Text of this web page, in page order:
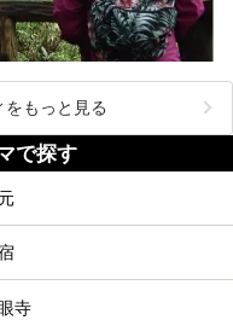
もっと見る
で探す
寺